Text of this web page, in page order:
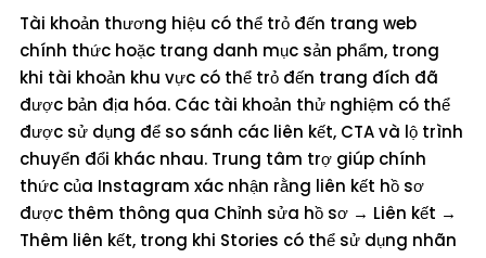
Tài khoản thương hiệu có thể trỏ đến trang web
chính thức hoặc trang danh mục sản phẩm, trong
khi tài khoản khu vực có thể trỏ đến trang đích đã
được bản địa hóa. Các tài khoản thử nghiệm có thể
được sử dụng để so sánh các liên kết, CTA và lộ trình
chuyển đổi khác nhau. Trung tâm trợ giúp chính
thức của Instagram xác nhận rằng liên kết hồ sơ
được thêm thông qua Chỉnh sửa hồ sơ → Liên kết →
Thêm liên kết, trong khi Stories có thể sử dụng nhãn